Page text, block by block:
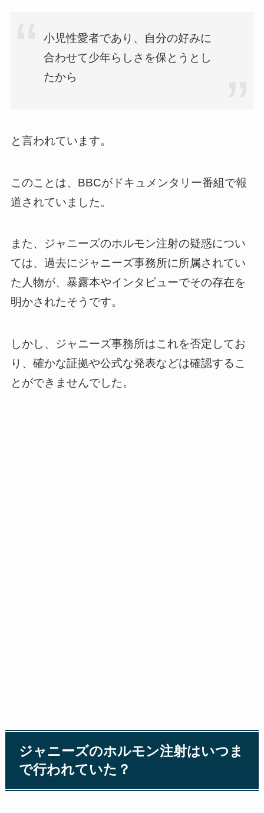
小児性愛者であり、自分の好みに
合わせて少年らしさを保とうとし
たから
と言われています。
このことは、BBCがドキュメンタリー番組で報
道されていました。
また、ジャニーズのホルモン注射の疑惑につい
ては、過去にジャニーズ事務所に所属されてい
た人物が、暴露本やインタビューでその存在を
明かされたそうです。
しかし、ジャニーズ事務所はこれを否定してお
り、確かな証拠や公式な発表などは確認するこ
とができませんでした。
ジャニーズのホルモン注射はいつま
で行われていた？